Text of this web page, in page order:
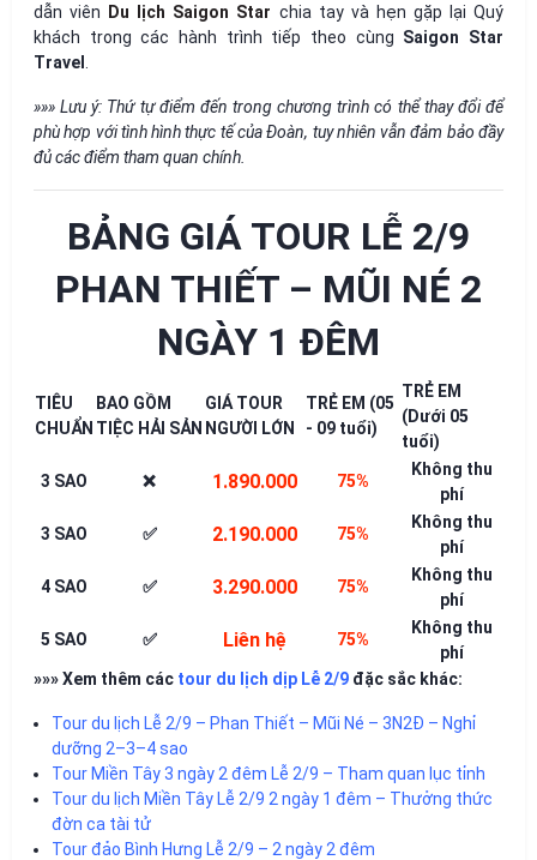
dẫn viên Du lịch Saigon Star chia tay và hẹn gặp lại Quý
khách trong các hành trình tiếp theo cùng Saigon Star
Travel
»»» Lưu ý: Thứ tự điểm đến trong chương trình có thể thay đổi để
phù hợp với tình hình thực tế của Đoàn, tuy nhiên vẫn đảm bảo đầy
đủ các điểm tham quan chính.
BẢNG GIÁ TOUR LỄ 2/9
PHAN THIẾT – MŨI NÉ 2
NGÀY 1 ĐÊM
TIÊU
CHUẨN
BAO GỒM
TIỆC HẢI SẢN
GIÁ TOUR
NGƯỜI LỚN
TRẺ EM (05
- 09 tuổi)
TRẺ EM
(Dưới 05
tuổi)
3 SAO ❌ 1.890.000 75%
Không thu
phí
3 SAO ✅ 2.190.000 75%
Không thu
phí
4 SAO ✅ 3.290.000 75%
Không thu
phí
5 SAO ✅ Liên hệ 75%
Không thu
phí
»»» Xem thêm các tour du lịch dịp Lễ 2/9 đặc sắc khác:
Tour du lịch Lễ 2/9 – Phan Thiết – Mũi Né – 3N2Đ – Nghỉ
dưỡng 2–3–4 sao
Tour Miền Tây 3 ngày 2 đêm Lễ 2/9 – Tham quan lục tỉnh
Tour du lịch Miền Tây Lễ 2/9 2 ngày 1 đêm – Thưởng thức
đờn ca tài tử
Tour đảo Bình Hưng Lễ 2/9 – 2 ngày 2 đêm